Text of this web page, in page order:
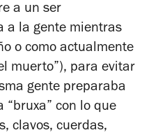
a un ser
a la gente mientras
o como actualmente
muerto”), para evitar
gente preparaba
“bruxa” con lo que
clavos, cuerdas,